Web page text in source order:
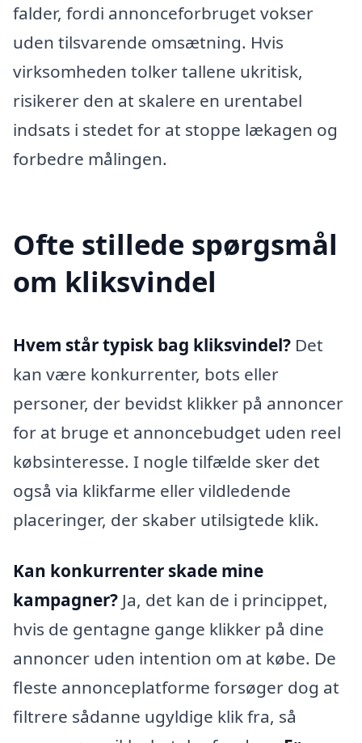
falder, fordi annonceforbruget vokser
uden tilsvarende omsætning. Hvis
virksomheden tolker tallene ukritisk,
risikerer den at skalere en urentabel
indsats i stedet for at stoppe lækagen og
forbedre målingen.
Ofte stillede spørgsmål
om kliksvindel
Hvem står typisk bag kliksvindel? Det
kan være konkurrenter, bots eller
personer, der bevidst klikker på annoncer
for at bruge et annoncebudget uden reel
købsinteresse. I nogle tilfælde sker det
også via klikfarme eller vildledende
placeringer, der skaber utilsigtede klik.
Kan konkurrenter skade mine
kampagner? Ja, det kan de i princippet,
hvis de gentagne gange klikker på dine
annoncer uden intention om at købe. De
fleste annonceplatforme forsøger dog at
filtrere sådanne ugyldige klik fra, så